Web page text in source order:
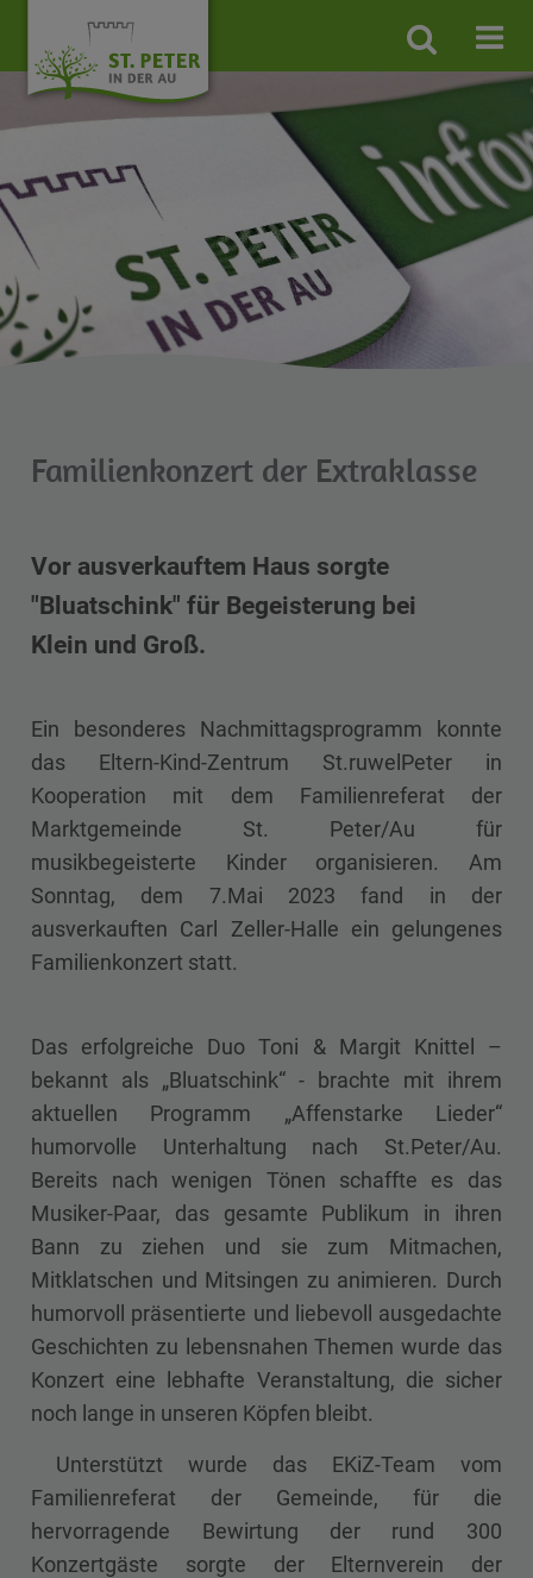
Site
search
toggle
Familienkonzert der Extraklasse
Vor ausverkauftem Haus sorgte
"Bluatschink" für Begeisterung bei
Klein und Groß.
Ein besonderes Nachmittagsprogramm konnte
das Eltern-Kind-Zentrum St.ruwelPeter in
Kooperation mit dem Familienreferat der
Marktgemeinde St. Peter/Au für
musikbegeisterte Kinder organisieren. Am
Sonntag, dem 7.Mai 2023 fand in der
ausverkauften Carl Zeller-Halle ein gelungenes
Familienkonzert statt.
Das erfolgreiche Duo Toni & Margit Knittel –
bekannt als „Bluatschink“ - brachte mit ihrem
aktuellen Programm „Affenstarke Lieder“
humorvolle Unterhaltung nach St.Peter/Au.
Bereits nach wenigen Tönen schaffte es das
Musiker-Paar, das gesamte Publikum in ihren
Bann zu ziehen und sie zum Mitmachen,
Mitklatschen und Mitsingen zu animieren. Durch
humorvoll präsentierte und liebevoll ausgedachte
Geschichten zu lebensnahen Themen wurde das
Konzert eine lebhafte Veranstaltung, die sicher
noch lange in unseren Köpfen bleibt.
Unterstützt wurde das EKiZ-Team vom
Familienreferat der Gemeinde, für die
hervorragende Bewirtung der rund 300
Konzertgäste sorgte der Elternverein der